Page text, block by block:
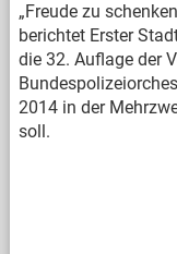
„Freude zu
berichtet Erster
die 32. Auflage der
2014 in der
soll.